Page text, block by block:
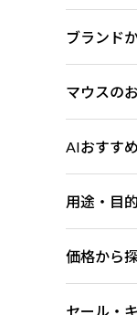
ブランド
マウスの
AIおすす
用途・目
価格から
セール・